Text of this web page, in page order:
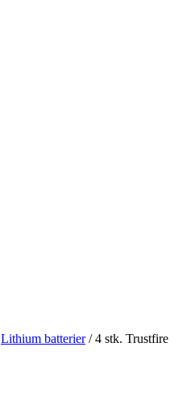
Lithium batterier/ 4 stk. Trustfire